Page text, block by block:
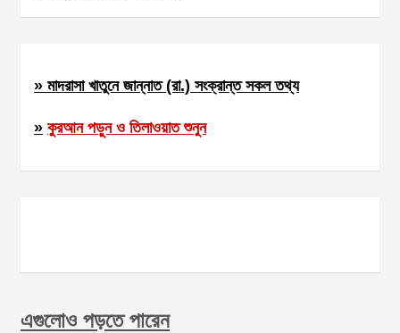
» মাদরাসা খাতুনে জান্নাত (রা.) সংক্রান্ত সকল তথ্য
» কুরআন পড়ুন ও তিলাওয়াত শুনুন
এগুলোও পড়তে পারেন